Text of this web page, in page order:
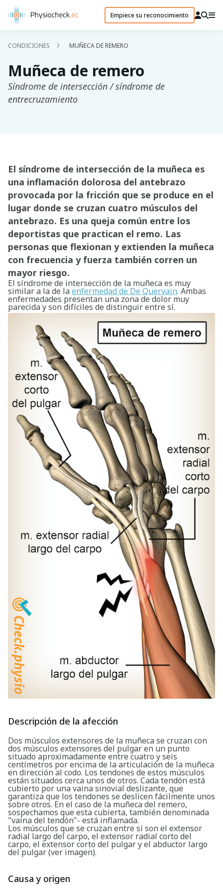
Empiece su reconocimiento
CONDICIONES MUÑECA DE REMERO
Muñeca de remero
Síndrome de intersección / síndrome de
entrecruzamiento
El síndrome de intersección de la muñeca es
una inflamación dolorosa del antebrazo
provocada por la fricción que se produce en el
lugar donde se cruzan cuatro músculos del
antebrazo. Es una queja común entre los
deportistas que practican el remo. Las
personas que flexionan y extienden la muñeca
con frecuencia y fuerza también corren un
mayor riesgo.
El síndrome de intersección de la muñeca es muy
similar a la de la enfermedad de De Quervain. Ambas
enfermedades presentan una zona de dolor muy
parecida y son difíciles de distinguir entre sí.
Descripción de la afección
Dos músculos extensores de la muñeca se cruzan con
dos músculos extensores del pulgar en un punto
situado aproximadamente entre cuatro y seis
centímetros por encima de la articulación de la muñeca
en dirección al codo. Los tendones de estos músculos
están situados cerca unos de otros. Cada tendón está
cubierto por una vaina sinovial deslizante, que
garantiza que los tendones se deslicen fácilmente unos
sobre otros. En el caso de la muñeca del remero,
sospechamos que esta cubierta, también denominada
"vaina del tendón"- está inflamada.
Los músculos que se cruzan entre sí son el extensor
radial largo del carpo, el extensor radial corto del
carpo, el extensor corto del pulgar y el abductor largo
del pulgar (ver imagen).
Causa y origen